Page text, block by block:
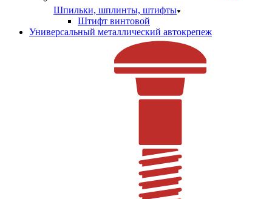
Шпильки, шплинты, штифты
Штифт винтовой
Универсальный металлический автокрепеж